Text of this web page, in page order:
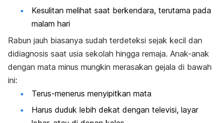
Kesulitan melihat saat berkendara, terutama pada
malam hari
Rabun jauh biasanya sudah terdeteksi sejak kecil dan
didiagnosis saat usia sekolah hingga remaja. Anak-anak
dengan mata minus mungkin merasakan gejala di bawah
ini:
Terus-menerus menyipitkan mata
Harus duduk lebih dekat dengan televisi, layar